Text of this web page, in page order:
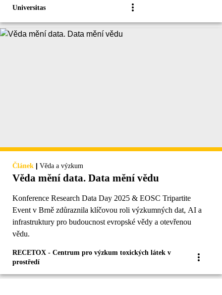
Universitas
Článek | Věda a výzkum
Věda mění data. Data mění vědu
Konference Research Data Day 2025 & EOSC Tripartite
Event v Brně zdůraznila klíčovou roli výzkumných dat, AI a
infrastruktury pro budoucnost evropské vědy a otevřenou
vědu.
RECETOX - Centrum pro výzkum toxických látek v
prostředí